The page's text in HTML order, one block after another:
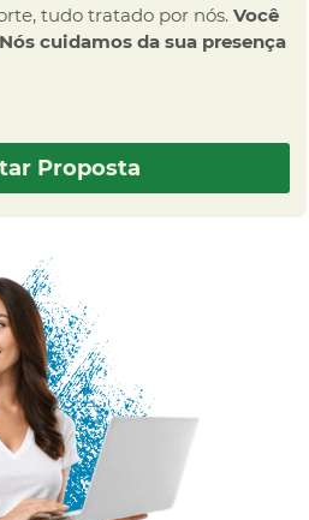
tudo tratado por nós. Você
cuidamos da sua presença
Proposta